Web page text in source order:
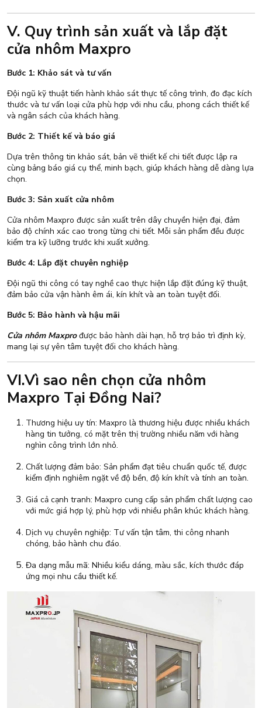
V. Quy trình sản xuất và lắp đặt
cửa nhôm Maxpro
Bước 1: Khảo sát và tư vấn
Đội ngũ kỹ thuật tiến hành khảo sát thực tế công trình, đo đạc kích
thước và tư vấn loại cửa phù hợp với nhu cầu, phong cách thiết kế
và ngân sách của khách hàng.
Bước 2: Thiết kế và báo giá
Dựa trên thông tin khảo sát, bản vẽ thiết kế chi tiết được lập ra
cùng bảng báo giá cụ thể, minh bạch, giúp khách hàng dễ dàng lựa
chọn.
Bước 3: Sản xuất cửa nhôm
Cửa nhôm Maxpro được sản xuất trên dây chuyền hiện đại, đảm
bảo độ chính xác cao trong từng chi tiết. Mỗi sản phẩm đều được
kiểm tra kỹ lưỡng trước khi xuất xưởng.
Bước 4: Lắp đặt chuyên nghiệp
Đội ngũ thi công có tay nghề cao thực hiện lắp đặt đúng kỹ thuật,
đảm bảo cửa vận hành êm ái, kín khít và an toàn tuyệt đối.
Bước 5: Bảo hành và hậu mãi
Cửa nhôm Maxprođược bảo hành dài hạn, hỗ trợ bảo trì định kỳ,
mang lại sự yên tâm tuyệt đối cho khách hàng.
VI.Vì sao nên chọn cửa nhôm
Maxpro Tại Đồng Nai?
Thương hiệu uy tín: Maxpro là thương hiệu được nhiều khách
hàng tin tưởng, có mặt trên thị trường nhiều năm với hàng
nghìn công trình lớn nhỏ.
Chất lượng đảm bảo: Sản phẩm đạt tiêu chuẩn quốc tế, được
kiểm định nghiêm ngặt về độ bền, độ kín khít và tính an toàn.
Giá cả cạnh tranh: Maxpro cung cấp sản phẩm chất lượng cao
với mức giá hợp lý, phù hợp với nhiều phân khúc khách hàng.
Dịch vụ chuyên nghiệp: Tư vấn tận tâm, thi công nhanh
chóng, bảo hành chu đáo.
Đa dạng mẫu mã: Nhiều kiểu dáng, màu sắc, kích thước đáp
ứng mọi nhu cầu thiết kế.